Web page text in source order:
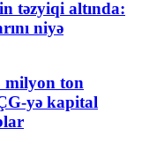
təzyiqi altında:
niyə
milyon ton
yə kapital